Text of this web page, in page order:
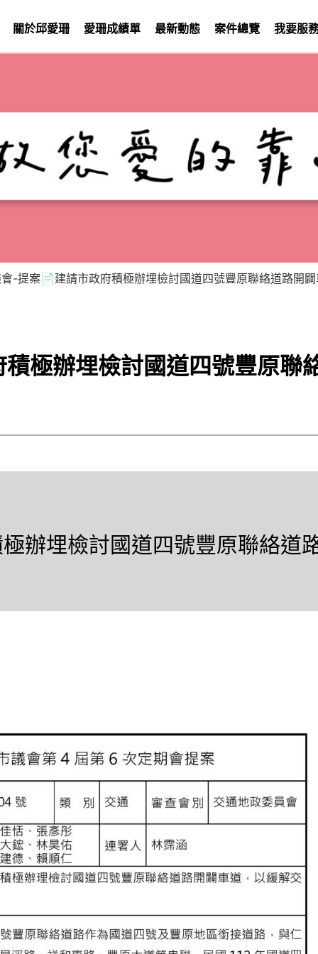
關於邱愛珊 愛珊成績單 最新動態 案件總覽 我要服
-提案📄建請市政府積極辦埋檢討國道四號豐原聯絡道路開
極辦埋檢討國道四號豐原聯
辦埋檢討國道四號豐原聯絡道